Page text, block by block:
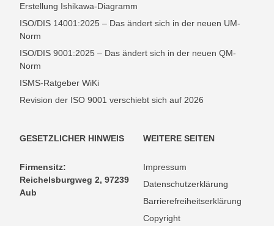
Erstellung Ishikawa-Diagramm
ISO/DIS 14001:2025 – Das ändert sich in der neuen UM-
Norm
ISO/DIS 9001:2025 – Das ändert sich in der neuen QM-
Norm
ISMS-Ratgeber WiKi
Revision der ISO 9001 verschiebt sich auf 2026
GESETZLICHER HINWEIS
Firmensitz:
Reichelsburgweg 2, 97239
Aub
WEITERE SEITEN
Impressum
Datenschutzerklärung
Barrierefreiheitserklärung
Copyright